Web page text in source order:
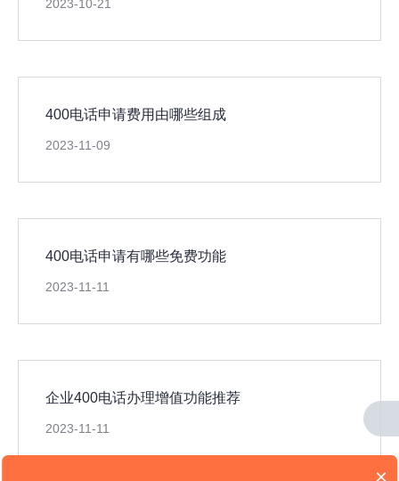
2023-10-21
400电话申请费用由哪些组成
2023-11-09
400电话申请有哪些免费功能
2023-11-11
企业400电话办理增值功能推荐
2023-11-11